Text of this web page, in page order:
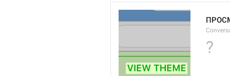
?